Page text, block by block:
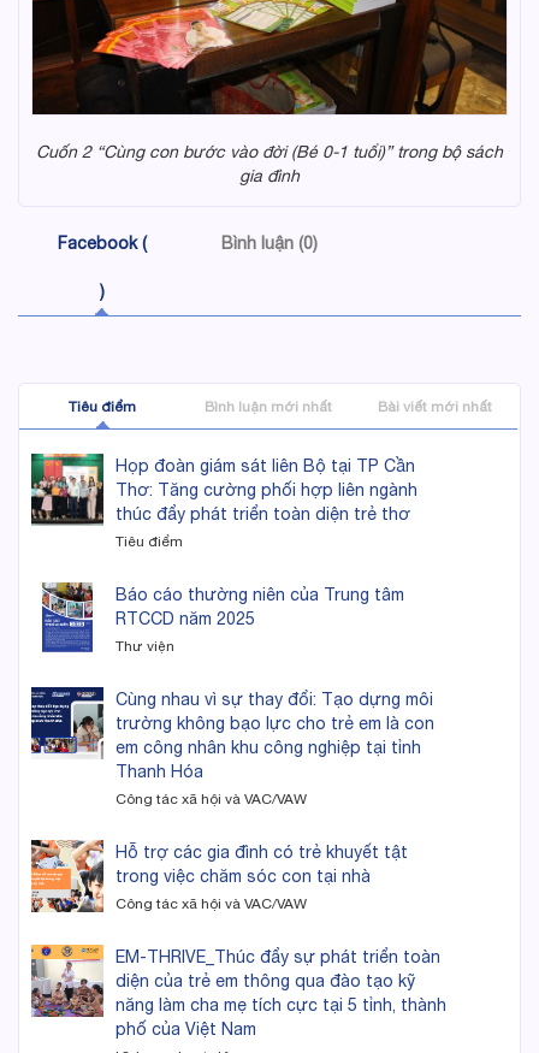
Cuốn 2 “Cùng con bước vào đời (Bé 0-1 tuổi)” trong bộ sách
gia đình
Facebook (
)
Bình luận (0)
Tiêu điểm Bình luận mới nhất Bài viết mới nhất
Họp đoàn giám sát liên Bộ tại TP Cần
Thơ: Tăng cường phối hợp liên ngành
thúc đẩy phát triển toàn diện trẻ thơ
Tiêu điểm
Báo cáo thường niên của Trung tâm
RTCCD năm 2025
Thư viện
Cùng nhau vì sự thay đổi: Tạo dựng môi
trường không bạo lực cho trẻ em là con
em công nhân khu công nghiệp tại tỉnh
Thanh Hóa
Công tác xã hội và VAC/VAW
Hỗ trợ các gia đình có trẻ khuyết tật
trong việc chăm sóc con tại nhà
Công tác xã hội và VAC/VAW
EM-THRIVE_Thúc đẩy sự phát triển toàn
diện của trẻ em thông qua đào tạo kỹ
năng làm cha mẹ tích cực tại 5 tỉnh, thành
phố của Việt Nam